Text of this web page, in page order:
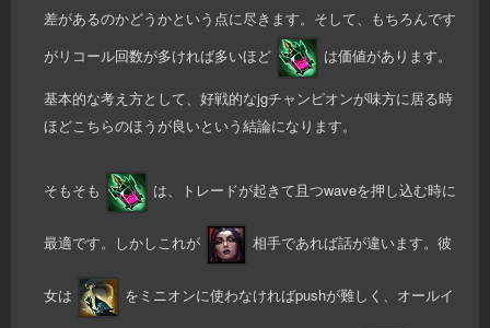
差があるのかどうかという点に尽きます。そして、もちろんです
がリコール回数が多ければ多いほど
は価値があります。
基本的な考え方として、好戦的なjgチャンピオンが味方に居る時
ほどこちらのほうが良いという結論になります。
そもそも は、トレードが起きて且つwaveを押し込む時に
最適です。しかしこれが 相手であれば話が違います。彼
女は をミニオンに使わなければpushが難しく、オールイ